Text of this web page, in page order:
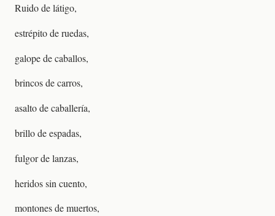
Ruido de látigo,
estrépito de ruedas,
galope de caballos,
brincos de carros,
asalto de caballería,
brillo de espadas,
fulgor de lanzas,
heridos sin cuento,
montones de muertos,